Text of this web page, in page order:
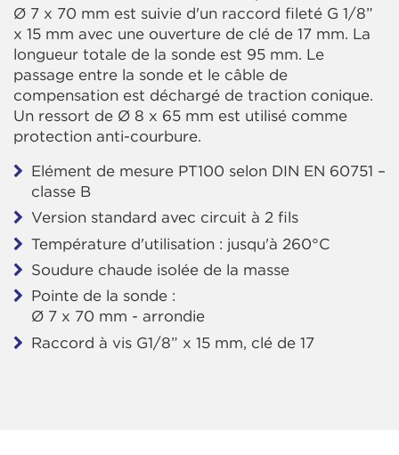
Ø 7 x 70 mm est suivie d'un raccord fileté G 1/8”
x 15 mm avec une ouverture de clé de 17 mm. La
longueur totale de la sonde est 95 mm. Le
passage entre la sonde et le câble de
compensation est déchargé de traction conique.
Un ressort de Ø 8 x 65 mm est utilisé comme
protection anti-courbure.
Elément de mesure PT100 selon DIN EN 60751 –
classe B
Version standard avec circuit à 2 fils
Température d'utilisation : jusqu'à 260°C
Soudure chaude isolée de la masse
Pointe de la sonde :
Ø 7 x 70 mm - arrondie
Raccord à vis G1/8” x 15 mm, clé de 17